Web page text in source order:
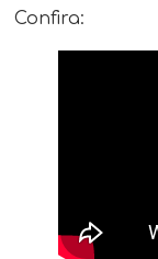
Confira: